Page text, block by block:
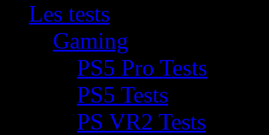
Les tests
Gaming
PS5 Pro Tests
PS5 Tests
PS VR2 Tests